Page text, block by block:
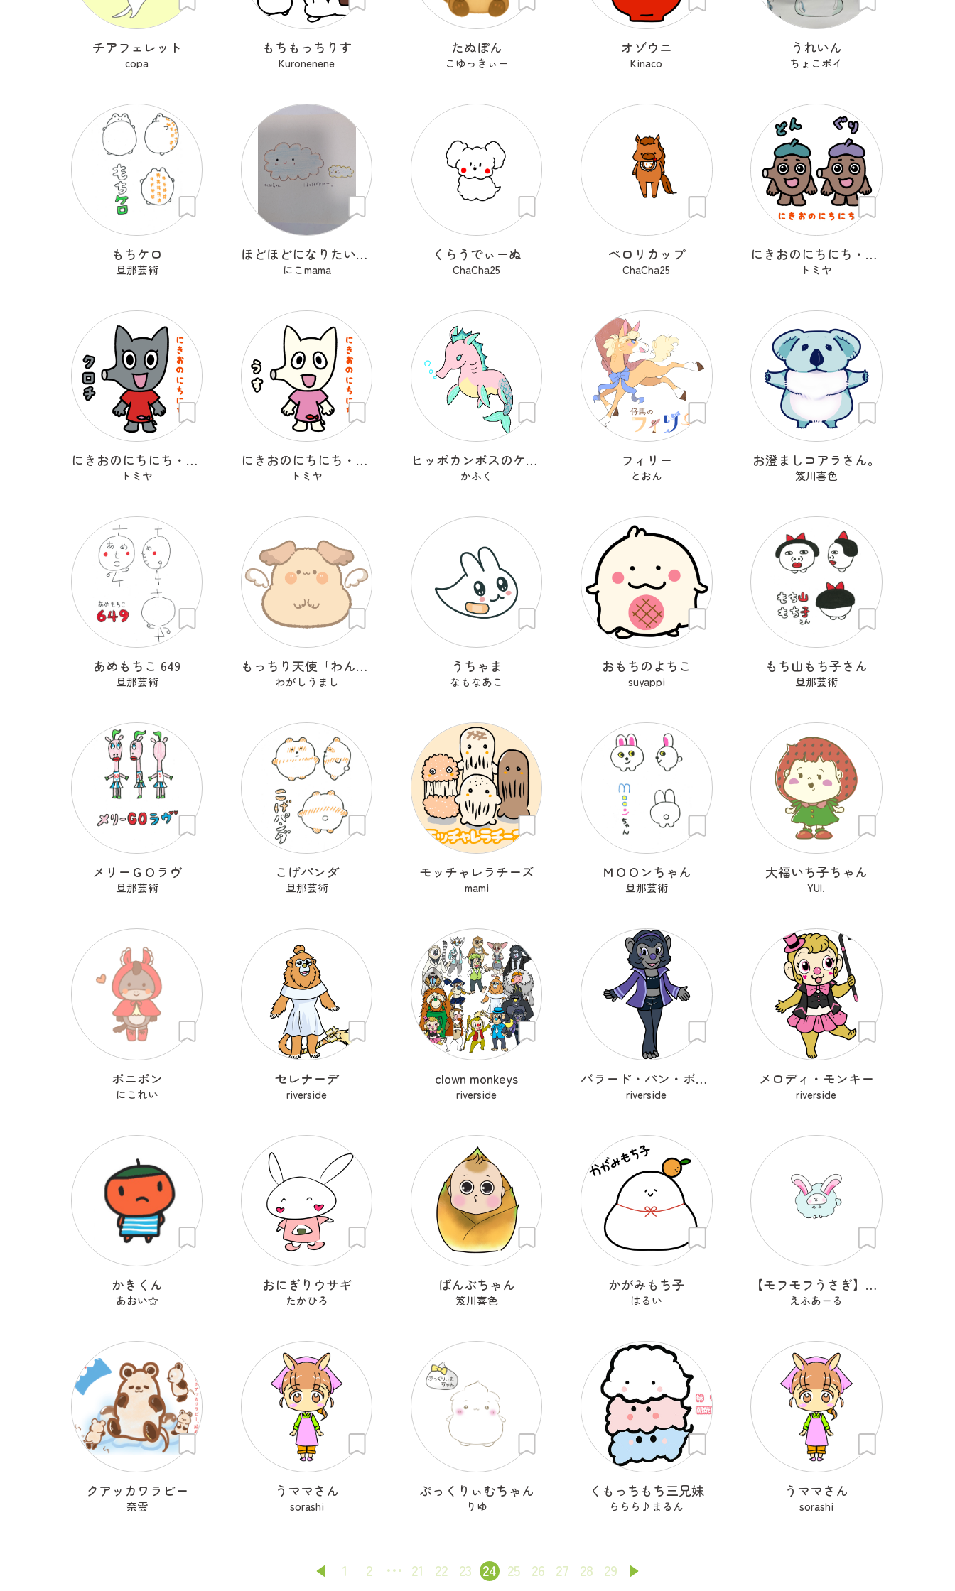
チアフェレット
copa
もちもっちりす
Kuronenene
たぬぽん
こゆっきぃー
オゾウニ
Kinaco
うれいん
ちょこポイ
もちケロ
旦那芸術
ほどほどになりたいもくもくちゃん。
にこmama
くらうでぃーぬ
ChaCha25
ペロリカップ
ChaCha25
にきおのにちにち・どん＆ぐり
トミヤ
にきおのにちにち・クロチ
トミヤ
にきおのにちにち・うす
トミヤ
ヒッポカンポスのケルプ
かふく
フィリー
とおん
お澄ましコアラさん。
笈川喜色
あめもちこ 649
旦那芸術
もっちり天使「わんも」
わがしうまし
うちゃま
なもなあこ
おもちのよちこ
suyappi
もち山もち子さん
旦那芸術
メリーＧＯラヴ
旦那芸術
こげパンダ
旦那芸術
モッチャレラチーズ
mami
ＭＯＯンちゃん
旦那芸術
大福いち子ちゃん
YUI.
ポニポン
にこれい
セレナーデ
riverside
clown monkeys
riverside
バラード・パン・ボノボ
riverside
メロディ・モンキー
riverside
かきくん
あおい☆
おにぎりウサギ
たかひろ
ばんぶちゃん
笈川喜色
かがみもち子
はるい
【モフモフうさぎ】らびぃ
えふあーる
クアッカワラビー
奈雲
うママさん
sorashi
ぷっくりぃむちゃん
りゆ
くもっちもち三兄妹
ららら♪まるん
うママさん
sorashi
1 2 21 22 23 24 25 26 27 28 29